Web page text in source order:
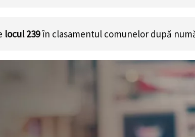
locul 239în clasamentul comunelor după